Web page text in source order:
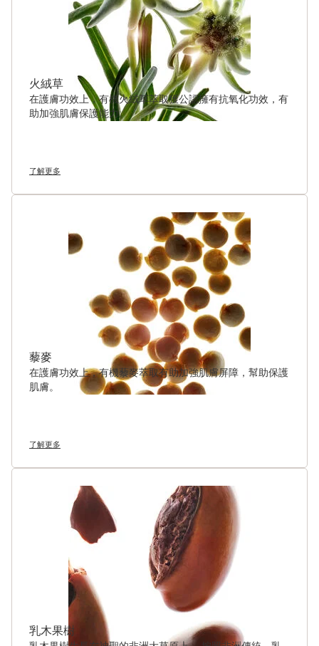
火絨草
在護膚功效上，有機火絨草萃取獲公認擁有抗氧化功效，有
助加強肌膚保護能力。
了解更多
藜麥
在護膚功效上，有機藜麥萃取有助加強肌膚屏障，幫助保護
肌膚。
了解更多
乳木果樹